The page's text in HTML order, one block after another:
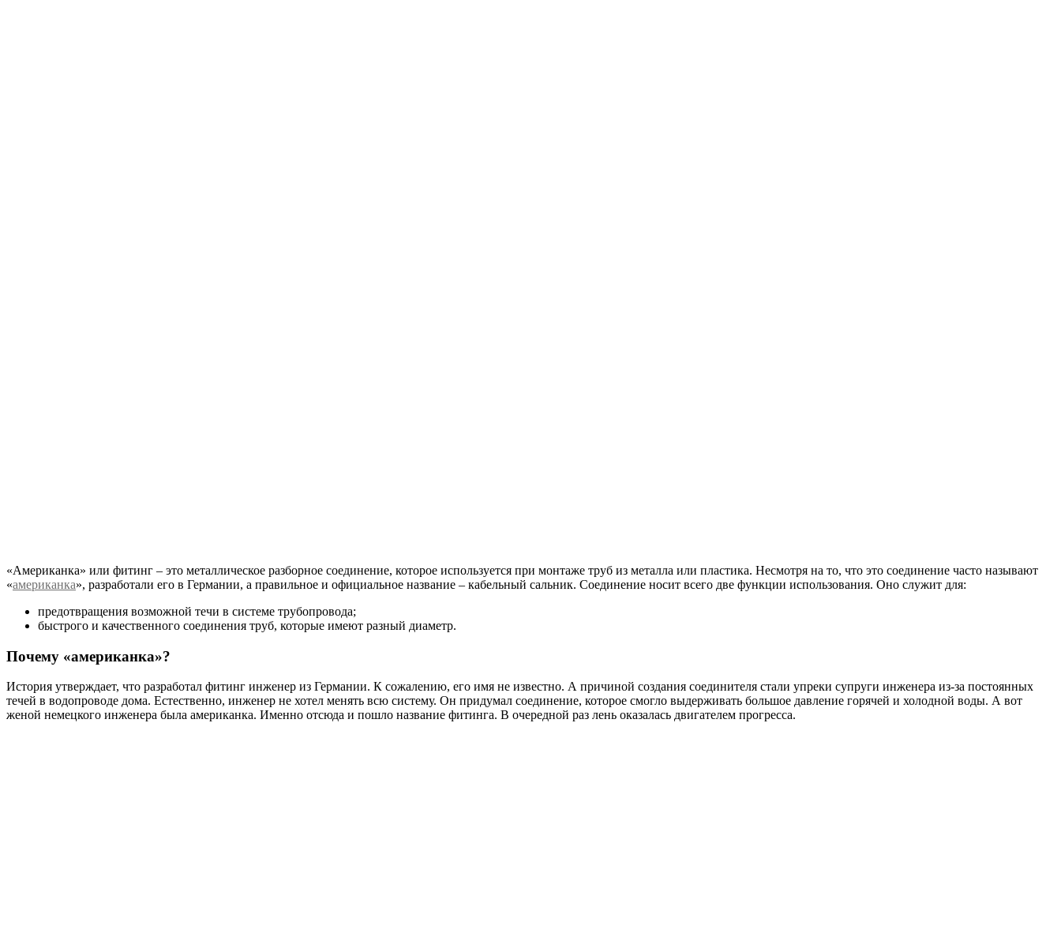
«Американка» или фитинг – это металлическое разборное соединение, которое используется при монтаже труб из металла или пластика. Несмотря на то, что это соединение часто называют
«американка», разработали его в Германии, а правильное и официальное название – кабельный сальник. Соединение носит всего две функции использования. Оно служит для:
предотвращения возможной течи в системе трубопровода;
быстрого и качественного соединения труб, которые имеют разный диаметр.
Почему «американка»?
История утверждает, что разработал фитинг инженер из Германии. К сожалению, его имя не известно. А причиной создания соединителя стали упреки супруги инженера из-за постоянных
течей в водопроводе дома. Естественно, инженер не хотел менять всю систему. Он придумал соединение, которое смогло выдерживать большое давление горячей и холодной воды. А вот
женой немецкого инженера была американка. Именно отсюда и пошло название фитинга. В очередной раз лень оказалась двигателем прогресса.